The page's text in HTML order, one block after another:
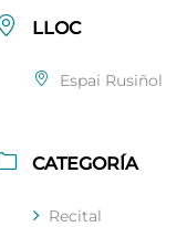
LLOC
Espai Rusiñol
CATEGORÍA
Recital